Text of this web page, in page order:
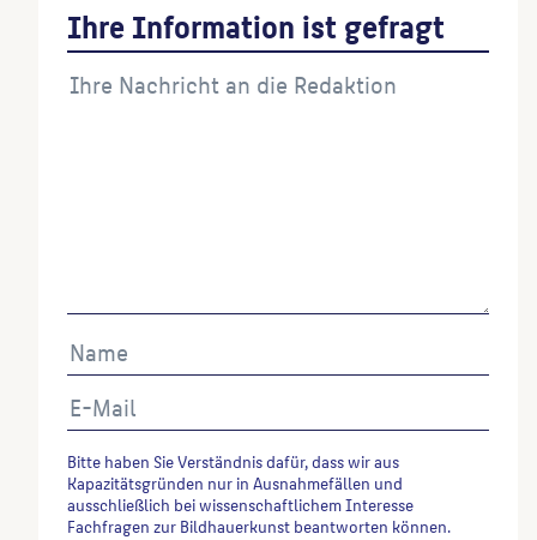
Ihre Information ist gefragt
Bitte haben Sie Verständnis dafür, dass wir aus
Kapazitätsgründen nur in Ausnahmefällen und
ausschließlich bei wissenschaftlichem Interesse
Fachfragen zur Bildhauerkunst beantworten können.